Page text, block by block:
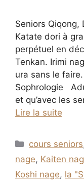
Seniors Qiqong,
Katate dori à
perpétuel en
Tenkan. Irimi
ura sans le
Sophrologie
et qu’avec les
Lire la suite
Catégories
cours seniors
nage, Kaiten
Koshi nage, la